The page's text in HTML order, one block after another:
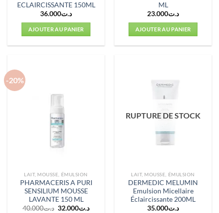
ECLAIRCISSANTE 150ML
د.ت36.000
AJOUTER AU PANIER
ML
د.ت23.000
AJOUTER AU PANIER
-20%
LAIT, MOUSSE, ÉMULSION
PHARMACERIS A PURI
SENSILIUM MOUSSE
LAVANTE 150 ML
د.ت40.000
Le
د.ت32.000
Le
RUPTURE DE STOCK
LAIT, MOUSSE, ÉMULSION
DERMEDIC MELUMIN
Emulsion Micellaire
Éclaircissante 200ML
د.ت35.000